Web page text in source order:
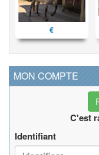
€
MON COMPTE
C'est
Identifiant